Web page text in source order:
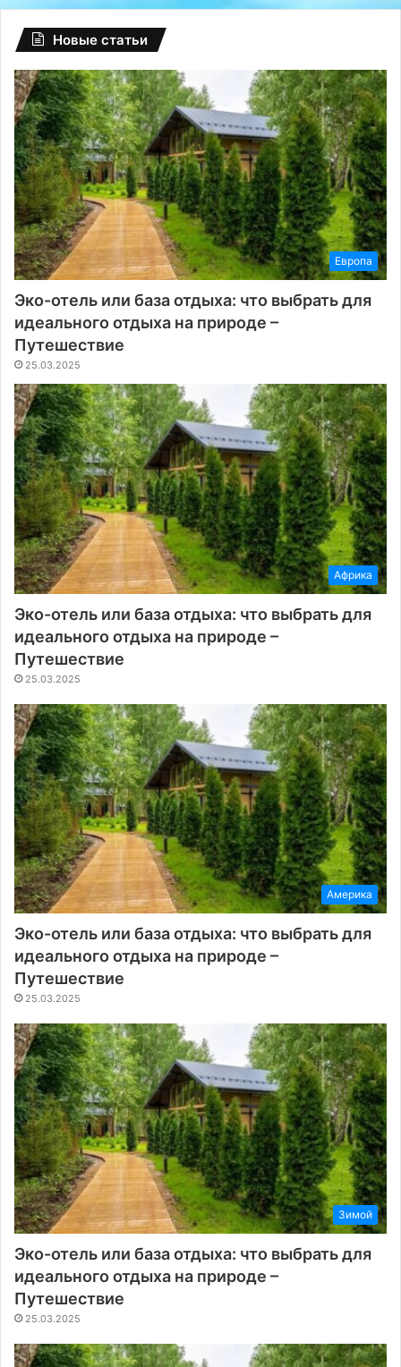
Новые статьи
Европа
Эко-отель или база отдыха: что выбрать для
идеального отдыха на природе –
Путешествие
25.03.2025
Африка
Эко-отель или база отдыха: что выбрать для
идеального отдыха на природе –
Путешествие
25.03.2025
Америка
Эко-отель или база отдыха: что выбрать для
идеального отдыха на природе –
Путешествие
25.03.2025
Зимой
Эко-отель или база отдыха: что выбрать для
идеального отдыха на природе –
Путешествие
25.03.2025